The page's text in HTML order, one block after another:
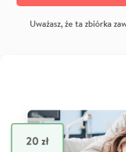
Uważasz, że ta zbiórka